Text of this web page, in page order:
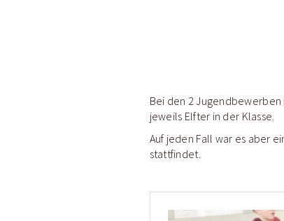
Bei den 2 Jugendbewerben
jeweils Elfter in der Klasse.
Auf jeden Fall war es aber
stattfindet.